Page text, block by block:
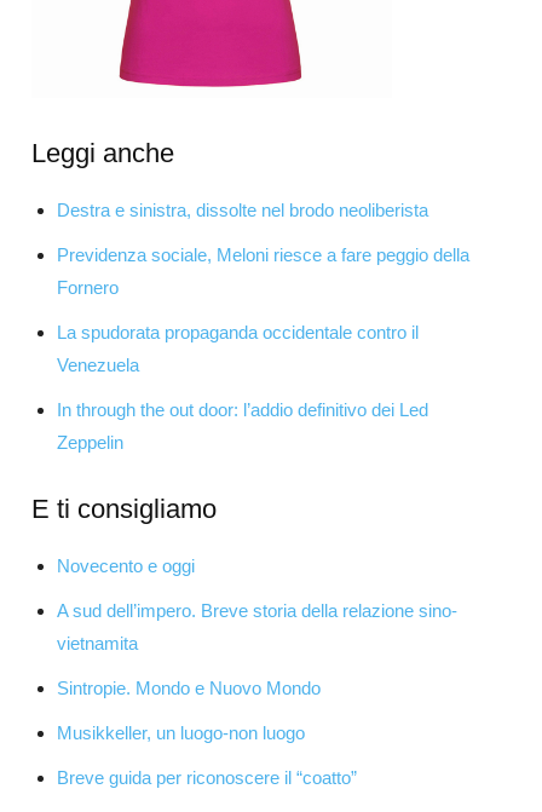
Leggi anche
Destra e sinistra, dissolte nel brodo neoliberista
Previdenza sociale, Meloni riesce a fare peggio della
Fornero
La spudorata propaganda occidentale contro il
Venezuela
In through the out door: l’addio definitivo dei Led
Zeppelin
E ti consigliamo
Novecento e oggi
A sud dell’impero. Breve storia della relazione sino-
vietnamita
Sintropie. Mondo e Nuovo Mondo
Musikkeller, un luogo-non luogo
Breve guida per riconoscere il “coatto”